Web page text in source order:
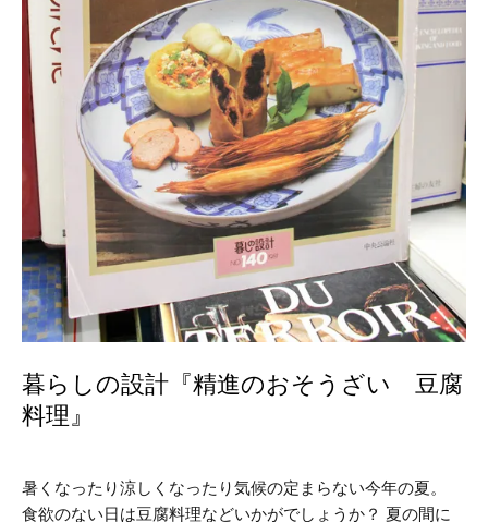
暮らしの設計『精進のおそうざい 豆腐
料理』
暑くなったり涼しくなったり気候の定まらない今年の夏。
食欲のない日は豆腐料理などいかがでしょうか？ 夏の間に